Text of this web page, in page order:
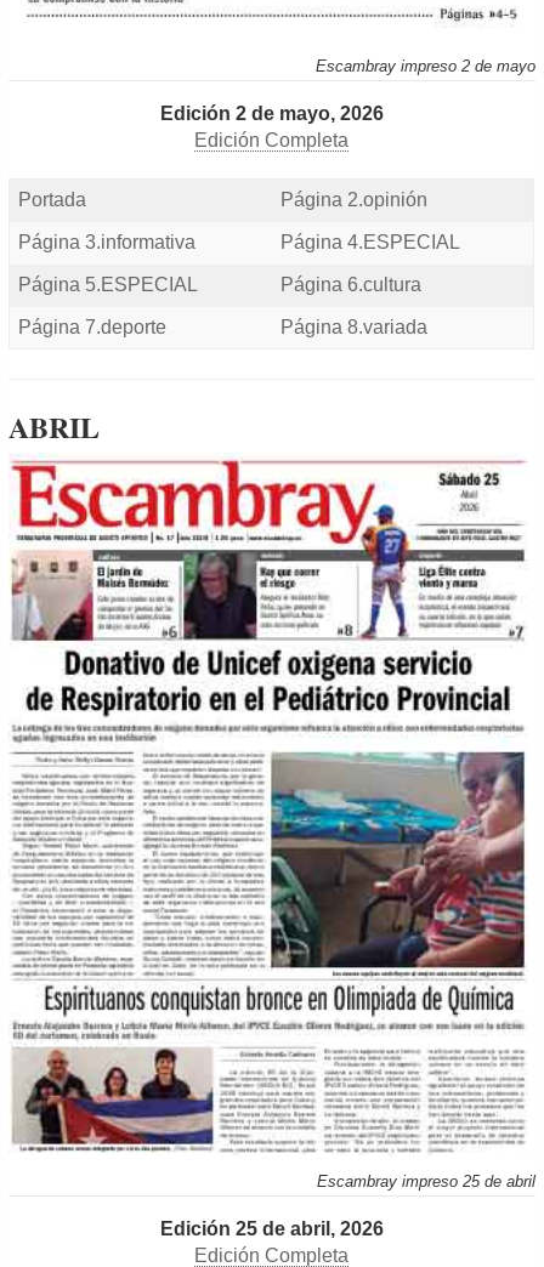
Escambray impreso 2 de mayo
Edición 2 de mayo, 2026
Edición Completa
Portada Página 2.opinión
Página 3.informativa Página 4.ESPECIAL
Página 5.ESPECIAL Página 6.cultura
Página 7.deporte Página 8.variada
ABRIL
Escambray impreso 25 de abril
Edición 25 de abril, 2026
Edición Completa